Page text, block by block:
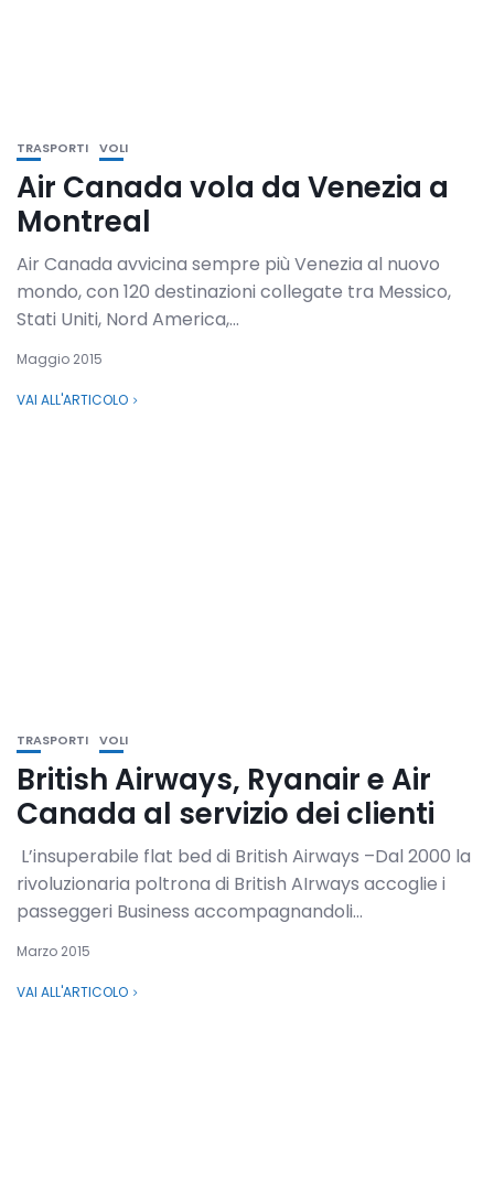
TRASPORTI VOLI
Air Canada vola da Venezia a
Montreal
Air Canada avvicina sempre più Venezia al nuovo
mondo, con 120 destinazioni collegate tra Messico,
Stati Uniti, Nord America,...
Maggio 2015
VAI ALL'ARTICOLO
TRASPORTI VOLI
British Airways, Ryanair e Air
Canada al servizio dei clienti
L’insuperabile flat bed di British Airways –Dal 2000 la
rivoluzionaria poltrona di British AIrways accoglie i
passeggeri Business accompagnandoli...
Marzo 2015
VAI ALL'ARTICOLO